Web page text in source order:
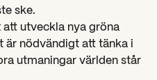
ske.
utveckla nya gröna
är nödvändigt att tänka i
utmaningar världen står